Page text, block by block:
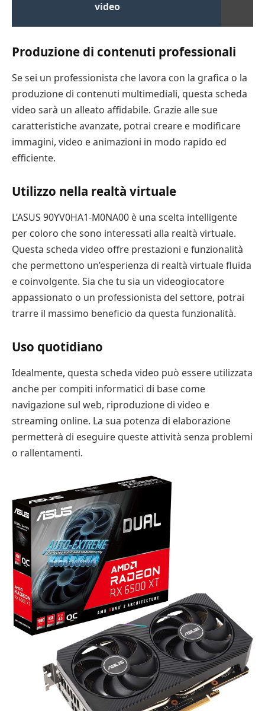
video
Produzione di contenuti professionali
Se sei un professionista che lavora con la grafica o la
produzione di contenuti multimediali, questa scheda
video sarà un alleato affidabile. Grazie alle sue
caratteristiche avanzate, potrai creare e modificare
immagini, video e animazioni in modo rapido ed
efficiente.
Utilizzo nella realtà virtuale
L’ASUS 90YV0HA1-M0NA00 è una scelta intelligente
per coloro che sono interessati alla realtà virtuale.
Questa scheda video offre prestazioni e funzionalità
che permettono un’esperienza di realtà virtuale fluida
e coinvolgente. Sia che tu sia un videogiocatore
appassionato o un professionista del settore, potrai
trarre il massimo beneficio da questa funzionalità.
Uso quotidiano
Idealmente, questa scheda video può essere utilizzata
anche per compiti informatici di base come
navigazione sul web, riproduzione di video e
streaming online. La sua potenza di elaborazione
permetterà di eseguire queste attività senza problemi
o rallentamenti.